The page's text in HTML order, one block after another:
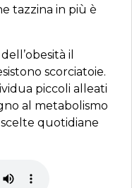
tazzina in più è
il
scorciatoie.
piccoli alleati
al metabolismo
quotidiane